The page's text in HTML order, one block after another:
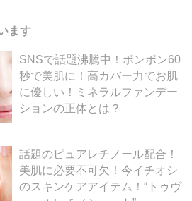
ます
SNSで話題沸騰中！ポンポン60
秒で美肌に！高カバー力でお肌
に優しい！ミネラルファンデー
ションの正体とは？
話題のピュアレチノール配合！
美肌に必要不可欠！今イチオシ
のスキンケアアイテム！“トゥヴ